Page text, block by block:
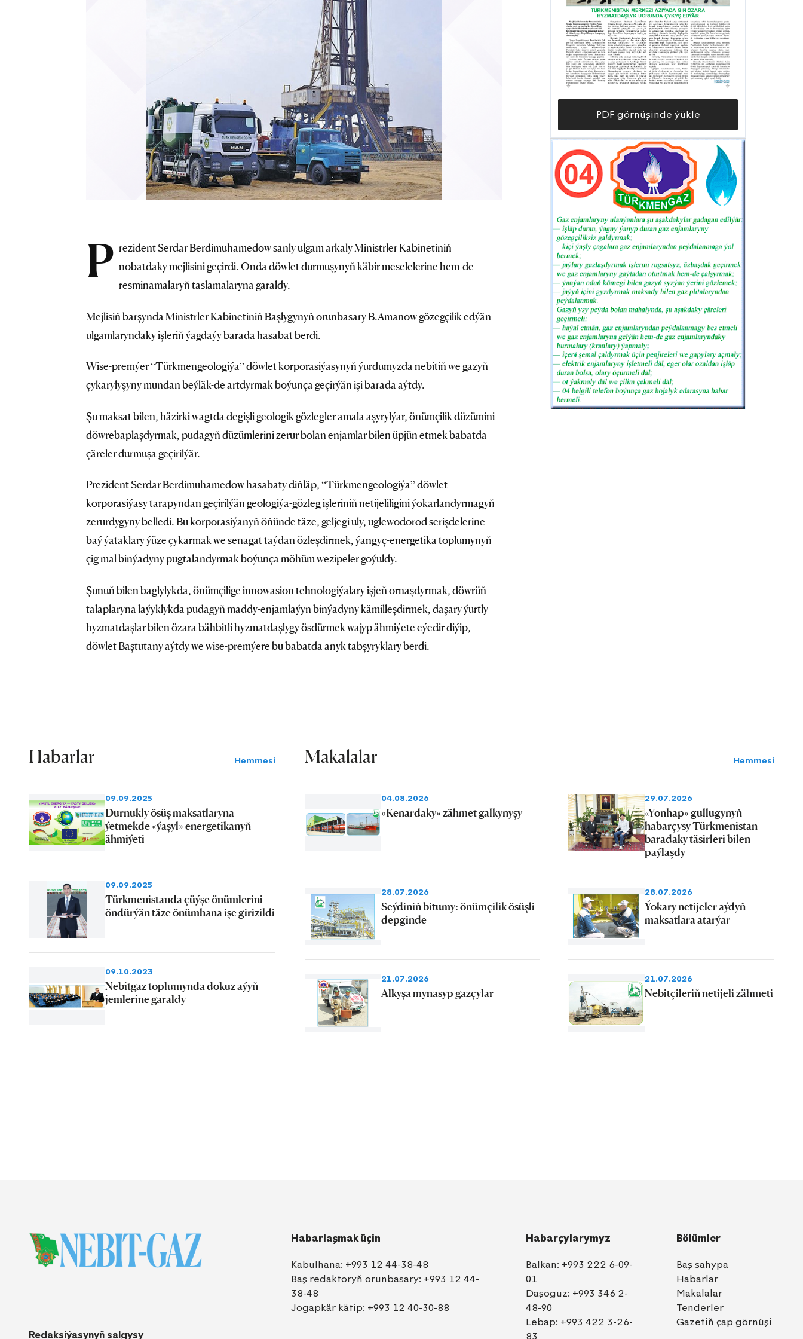
P rezident Serdar Berdimuhamedow sanly ulgam arkaly Ministrler Kabinetiniň
nobatdaky mejlisini geçirdi. Onda döwlet durmuşynyň käbir meselelerine hem-de
resminamalaryň taslamalaryna garaldy.
Mejlisiň barşynda Ministrler Kabinetiniň Başlygynyň orunbasary B.Amanow gözegçilik edýän
ulgamlaryndaky işleriň ýagdaýy barada hasabat berdi.
Wise-premýer “Türkmengeologiýa” döwlet korporasiýasynyň ýurdumyzda nebitiň we gazyň
çykarylyşyny mundan beýläk-de artdyrmak boýunça geçirýän işi barada aýtdy.
Şu maksat bilen, häzirki wagtda degişli geologik gözlegler amala aşyrylýar, önümçilik düzümini
döwrebaplaşdyrmak, pudagyň düzümlerini zerur bolan enjamlar bilen üpjün etmek babatda
çäreler durmuşa geçirilýär.
Prezident Serdar Berdimuhamedow hasabaty diňläp, “Türkmengeologiýa” döwlet
korporasiýasy tarapyndan geçirilýän geologiýa-gözleg işleriniň netijeliligini ýokarlandyrmagyň
zerurdygyny belledi. Bu korporasiýanyň öňünde täze, geljegi uly, uglewodorod serişdelerine
baý ýataklary ýüze çykarmak we senagat taýdan özleşdirmek, ýangyç-energetika toplumynyň
çig mal binýadyny pugtalandyrmak boýunça möhüm wezipeler goýuldy.
Şunuň bilen baglylykda, önümçilige innowasion tehnologiýalary işjeň ornaşdyrmak, döwrüň
talaplaryna laýyklykda pudagyň maddy-enjamlaýyn binýadyny kämilleşdirmek, daşary ýurtly
hyzmatdaşlar bilen özara bähbitli hyzmatdaşlygy ösdürmek wajyp ähmiýete eýedir diýip,
döwlet Baştutany aýtdy we wise-premýere bu babatda anyk tabşyryklary berdi.
PDF görnüşinde ýükle
Habarlar Hemmesi
09.09.2025
Durnukly ösüş maksatlaryna
ýetmekde «ýaşyl» energetikanyň
ähmiýeti
09.09.2025
Türkmenistanda çüýşe önümlerini
öndürýän täze önümhana işe girizildi
09.10.2023
Nebitgaz toplumynda dokuz aýyň
jemlerine garaldy
Makalalar Hemmesi
04.08.2026
«Kenardaky» zähmet galkynyşy
29.07.2026
«Yonhap» gullugynyň
habarçysy Türkmenistan
baradaky täsirleri bilen
paýlaşdy
28.07.2026
Seýdiniň bitumy: önümçilik ösüşli
depginde
28.07.2026
Ýokary netijeler aýdyň
maksatlara atarýar
21.07.2026
Alkyşa mynasyp gazçylar
21.07.2026
Nebitçileriň netijeli zähmeti
Redaksiýasynyň salgysy
Habarlaşmak üçin
Kabulhana: +993 12 44-38-48
Baş redaktoryň orunbasary: +993 12 44-
38-48
Jogapkär kätip: +993 12 40-30-88
Habarçylarymyz
Balkan: +993 222 6-09-
01
Daşoguz: +993 346 2-
48-90
Lebap: +993 422 3-26-
83
Bölümler
Baş sahypa
Habarlar
Makalalar
Tenderler
Gazetiň çap görnüşi